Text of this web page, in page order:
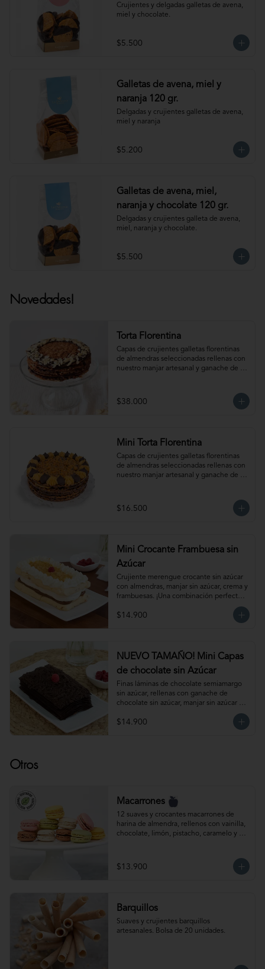
Crujientes y delgadas galletas de avena,
miel y chocolate.
$5.500
Galletas de avena, miel y
naranja 120 gr.
Delgadas y crujientes galletas de avena,
miel y naranja
$5.200
Galletas de avena, miel,
naranja y chocolate 120 gr.
Delgadas y crujientes galleta de avena,
miel, naranja y chocolate.
$5.500
Novedades!
Torta Florentina
Capas de crujientes galletas florentinas
de almendras seleccionadas rellenas con
nuestro manjar artesanal y ganache de
recomienda descongelar 1 hora
refrigerada antes de servir. Para
trazas.
$38.000
Mini Torta Florentina
Capas de crujientes galletas florentinas
de almendras seleccionadas rellenas con
nuestro manjar artesanal y ganache de
recomienda descongelar 1 hora
refrigerada antes de servir. Para
trazas.
$16.500
Mini Crocante Frambuesa sin
Azúcar
Crujiente merengue crocante sin azúcar
con almendras, manjar sin azúcar, crema y
frambuesas. ¡Una combinación perfecta!
Para 6 personas. Producto congelado, se
recomienda descongelar de 1 hora a
$14.900
NUEVO TAMAÑO! Mini Capas
de chocolate sin Azúcar
Finas láminas de chocolate semiamargo
sin azúcar, rellenas con ganache de
chocolate sin azúcar, manjar sin azúcar y
¡Simplemente irresistible!
Para 6-8 personas. Producto congelado,
$14.900
Otros
Macarrones
12 suaves y crocantes macarrones de
harina de almendra, rellenos con vainilla,
chocolate, limón, pistacho, caramelo y
$13.900
Barquillos
Suaves y crujientes barquillos
artesanales. Bolsa de 20 unidades.